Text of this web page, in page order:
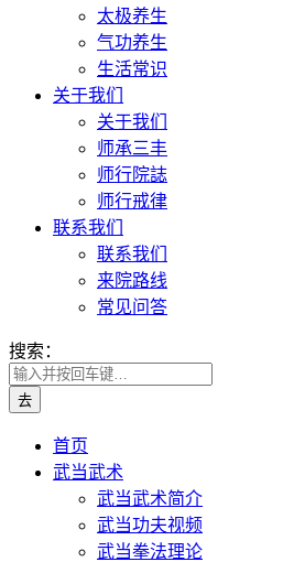
太极养生
气功养生
生活常识
关于我们
关于我们
师承三丰
师行院誌
师行戒律
联系我们
联系我们
来院路线
常见问答
搜索：
首页
武当武术
武当武术简介
武当功夫视频
武当拳法理论